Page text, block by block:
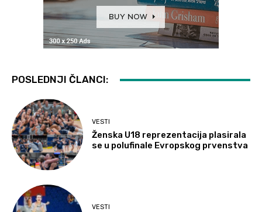
POSLEDNJI ČLANCI:
VESTI
Ženska U18 reprezentacija plasirala
se u polufinale Evropskog prvenstva
VESTI